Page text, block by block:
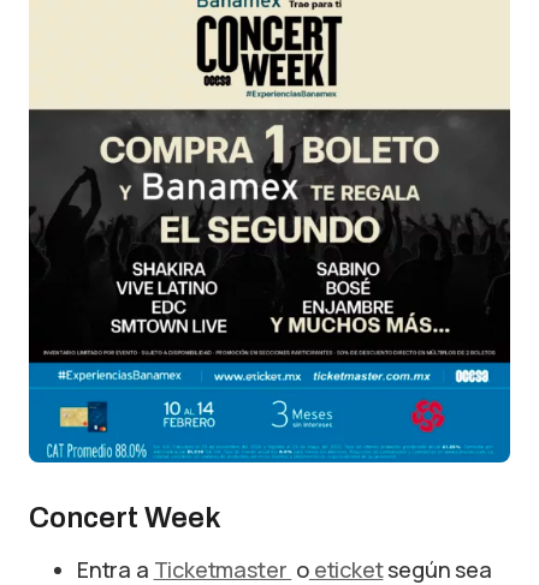
Concert Week
Entra a Ticketmaster oeticketsegún sea